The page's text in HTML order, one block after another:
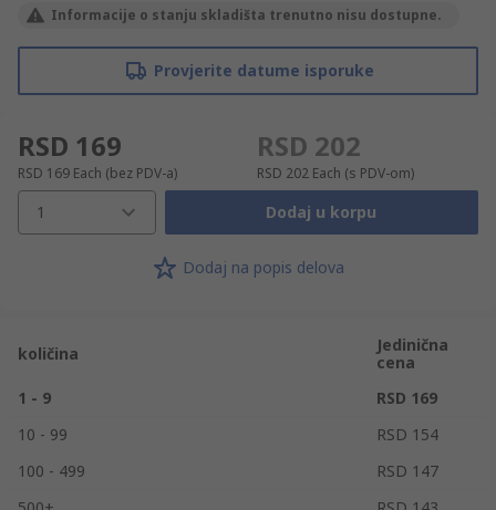
Informacije o stanju skladišta trenutno nisu dostupne.
Provjerite datume isporuke
RSD 169
RSD 169 Each (bez PDV-a)
RSD 202
RSD 202 Each (s PDV-om)
1 Dodaj u korpu
Dodaj na popis delova
količina
Jedinična
cena
1 - 9
RSD 169
10 - 99
RSD 154
100 - 499
RSD 147